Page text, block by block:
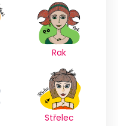
Rak
Střelec